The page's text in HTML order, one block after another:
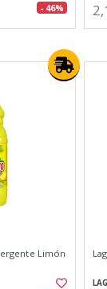
- 46%
Limón